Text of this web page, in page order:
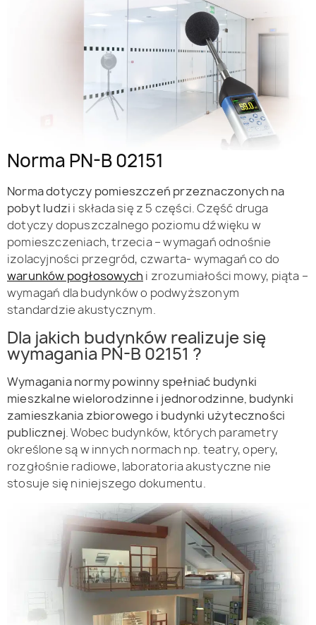
Norma PN-B 02151
Norma dotyczy pomieszczeń przeznaczonych na
pobyt ludzi i składa się z 5 części. Część druga
dotyczy dopuszczalnego poziomu dźwięku w
pomieszczeniach, trzecia – wymagań odnośnie
izolacyjności przegród, czwarta- wymagań co do
warunków pogłosowych i zrozumiałości mowy, piąta –
wymagań dla budynków o podwyższonym
standardzie akustycznym.
Dla jakich budynków realizuje się
wymagania PN-B 02151 ?
Wymagania normy powinny spełniać budynki
mieszkalne wielorodzinne i jednorodzinne, budynki
zamieszkania zbiorowego i budynki użyteczności
publicznej. Wobec budynków, których parametry
określone są w innych normach np. teatry, opery,
rozgłośnie radiowe, laboratoria akustyczne nie
stosuje się niniejszego dokumentu.